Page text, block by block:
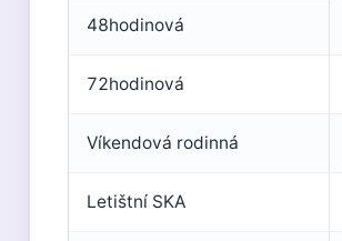
48hodinová
72hodinová
Víkendová rodinná
Letištní SKA